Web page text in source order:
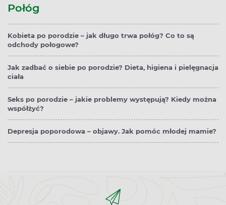
Połóg
Kobieta po porodzie – jak długo trwa połóg? Co to są
odchody połogowe?
Jak zadbać o siebie po porodzie? Dieta, higiena i pielęgnacja
ciała
Seks po porodzie – jakie problemy występują? Kiedy można
współżyć?
Depresja poporodowa – objawy. Jak pomóc młodej mamie?